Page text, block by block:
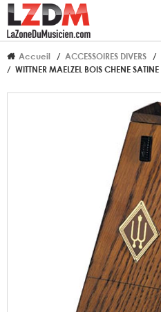
Accueil ACCESSOIRES DIVERS
WITTNER MAELZEL BOIS CHENE SATINE